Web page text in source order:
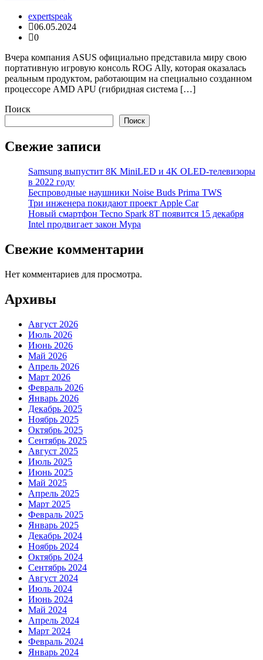
expertspeak
06.05.2024
0
Вчера компания ASUS официально представила миру свою
портативную игровую консоль ROG Ally, которая оказалась
реальным продуктом, работающим на специально созданном
процессоре AMD APU (гибридная система […]
Поиск
Поиск
Свежие записи
Samsung выпустит 8K MiniLED и 4K OLED-телевизоры
в 2022 году
Беспроводные наушники Noise Buds Prima TWS
Три инженера покидают проект Apple Car
Новый смартфон Tecno Spark 8T появится 15 декабря
Intel продвигает закон Мура
Свежие комментарии
Нет комментариев для просмотра.
Архивы
Август 2026
Июль 2026
Июнь 2026
Май 2026
Апрель 2026
Март 2026
Февраль 2026
Январь 2026
Декабрь 2025
Ноябрь 2025
Октябрь 2025
Сентябрь 2025
Август 2025
Июль 2025
Июнь 2025
Май 2025
Апрель 2025
Март 2025
Февраль 2025
Январь 2025
Декабрь 2024
Ноябрь 2024
Октябрь 2024
Сентябрь 2024
Август 2024
Июль 2024
Июнь 2024
Май 2024
Апрель 2024
Март 2024
Февраль 2024
Январь 2024